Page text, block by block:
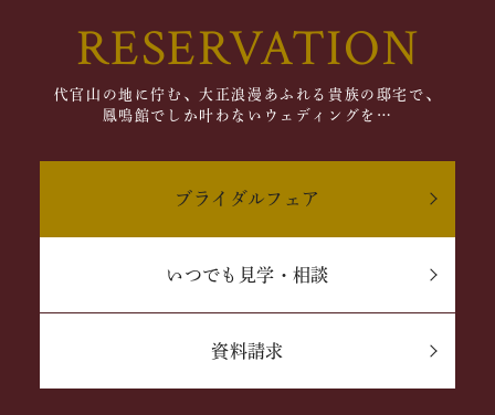
RESERVATION
代官山の地に佇む、大正浪漫あふれる貴族の邸宅で、
鳳鳴館でしか叶わないウェディングを…
ブライダルフェア
いつでも見学・相談
資料請求